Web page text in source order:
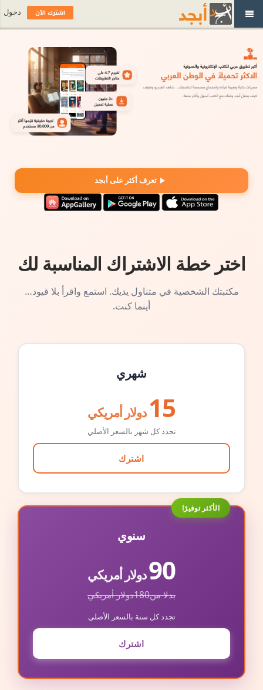
تعرف أكثر على أبجد
اختر خطة الاشتراك المناسبة لك
مكتبتك الشخصية في متناول يديك. استمع واقرأ بلا قيود…
أينما كنت.
شهري
15 دولار أمريكي
تجدد كل شهر بالسعر الأصلي
اشترك
الأكثر توفيرًا
سنوي
90دولار أمريكي
بدلا من180دولار أمريكي
تجدد كل سنة بالسعر الأصلي
اشترك
اشترك الآن دخول